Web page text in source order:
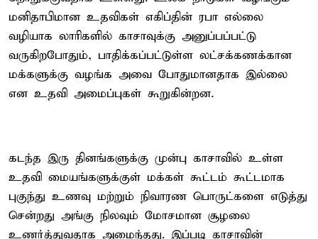
மனிதாபிமான உதவிகள் எகிப்தின் ரபா எல்லை
வழியாக லாரிகளில் காசாவுக்கு அனுப்பப்பட்டு
வருகிறபோதும், பாதிக்கப்பட்டுள்ள லட்சக்கணக்கான
மக்களுக்கு வழங்க அவை போதுமானதாக இல்லை
என உதவி அமைப்புகள் கூறுகின்றன.
கடந்த இரு தினங்களுக்கு முன்பு காசாவில் உள்ள
உதவி மையங்களுக்குள் மக்கள் கூட்டம் கூட்டமாக
புகுந்து உணவு மற்றும் நிவாரண பொருட்களை எடுத்து
சென்றது அங்கு நிலவும் மோசமான சூழலை
உணர்த்துவதாக அமைந்தது. இப்படி காசாவின்